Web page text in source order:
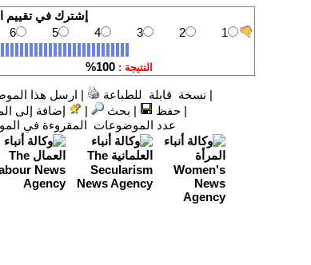
| نسخة قابلة للطباعة | ارسل هذا
|حفظ | بحث | إضافة إلى
عدد الموضوعات المقروءة في